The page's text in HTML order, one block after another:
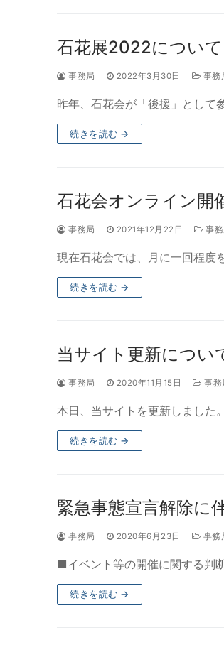
石花展2022について
事務局 2022年3月30日 事務
昨年、石花会が「後援」として
続きを読む →
石花会オンライン開
事務局 2021年12月22日 事
現在石花会では、月に一回程度
続きを読む →
当サイト更新につい
事務局 2020年11月15日 事務
本日、当サイトを更新しました
続きを読む →
緊急事態宣言解除に
事務局 2020年6月23日 事務
■イベント等の開催に関する判
続きを読む →